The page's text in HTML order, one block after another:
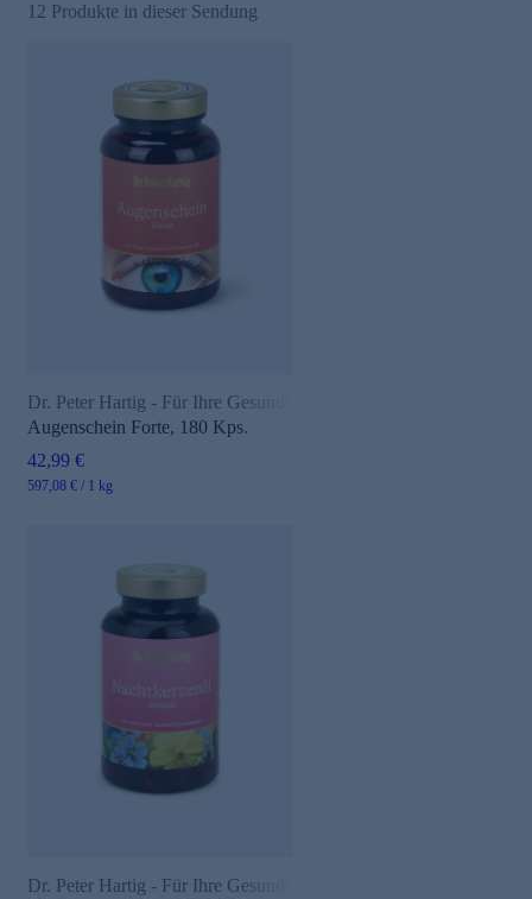
12 Produkte in dieser Sendung
Dr. Peter Hartig - Für Ihre Gesundheit
Augenschein Forte, 180 Kps.
42,99 €
597,08 € / 1 kg
Dr. Peter Hartig - Für Ihre Gesundheit